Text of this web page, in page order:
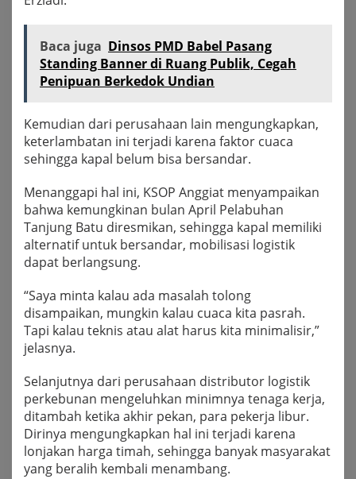
Baca juga Dinsos PMD Babel Pasang
Standing Banner di Ruang Publik, Cegah
Penipuan Berkedok Undian
Kemudian dari perusahaan lain mengungkapkan,
keterlambatan ini terjadi karena faktor cuaca
sehingga kapal belum bisa bersandar.
Menanggapi hal ini, KSOP Anggiat menyampaikan
bahwa kemungkinan bulan April Pelabuhan
Tanjung Batu diresmikan, sehingga kapal memiliki
alternatif untuk bersandar, mobilisasi logistik
dapat berlangsung.
“Saya minta kalau ada masalah tolong
disampaikan, mungkin kalau cuaca kita pasrah.
Tapi kalau teknis atau alat harus kita minimalisir,”
jelasnya.
Selanjutnya dari perusahaan distributor logistik
perkebunan mengeluhkan minimnya tenaga kerja,
ditambah ketika akhir pekan, para pekerja libur.
Dirinya mengungkapkan hal ini terjadi karena
lonjakan harga timah, sehingga banyak masyarakat
yang beralih kembali menambang.